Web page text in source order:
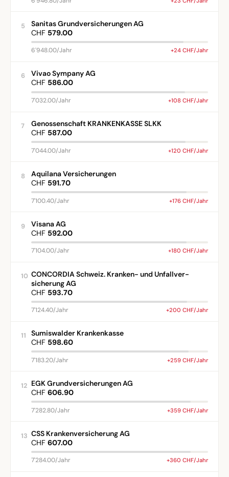
5
Sanitas Grundversicherungen AG
CHF 579.00
6'948.00/Jahr +24 CHF/Jahr
6
Vivao Sympany AG
CHF 586.00
7'032.00/Jahr +108 CHF/Jahr
7
Genossenschaft KRANKENKASSE SLKK
CHF 587.00
7'044.00/Jahr +120 CHF/Jahr
8
Aquilana Versicherungen
CHF 591.70
7'100.40/Jahr +176 CHF/Jahr
9
Visana AG
CHF 592.00
7'104.00/Jahr +180 CHF/Jahr
10 CONCORDIA Schweiz. Kranken- und Unfallver-
sicherung AG
CHF 593.70
7'124.40/Jahr +200 CHF/Jahr
11
Sumiswalder Krankenkasse
CHF 598.60
7'183.20/Jahr +259 CHF/Jahr
12 EGK Grundversicherungen AG
CHF 606.90
7'282.80/Jahr +359 CHF/Jahr
13 CSS Krankenversicherung AG
CHF 607.00
7'284.00/Jahr +360 CHF/Jahr